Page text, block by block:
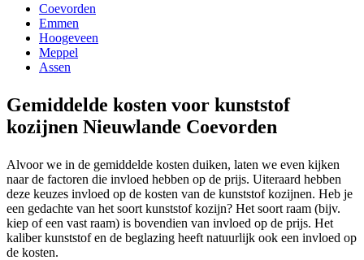
Coevorden
Emmen
Hoogeveen
Meppel
Assen
Gemiddelde kosten voor kunststof
kozijnen Nieuwlande Coevorden
Alvoor we in de gemiddelde kosten duiken, laten we even kijken
naar de factoren die invloed hebben op de prijs. Uiteraard hebben
deze keuzes invloed op de kosten van de kunststof kozijnen. Heb je
een gedachte van het soort kunststof kozijn? Het soort raam (bijv.
kiep of een vast raam) is bovendien van invloed op de prijs. Het
kaliber kunststof en de beglazing heeft natuurlijk ook een invloed op
de kosten.